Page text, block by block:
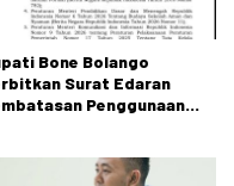
Bone Bolango
Surat Edaran
Penggunaan